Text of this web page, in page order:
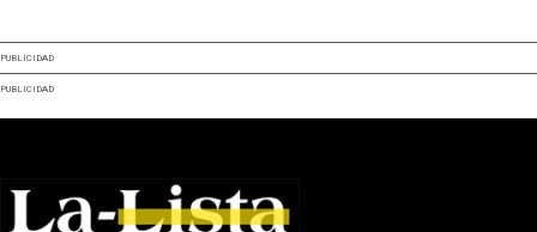
PUBLICIDAD
PUBLICIDAD